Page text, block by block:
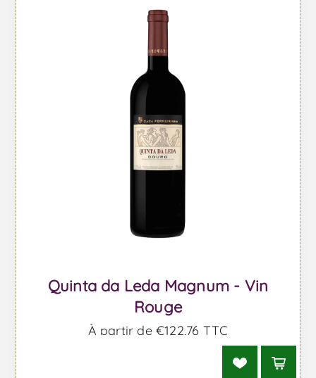
Quinta da Leda Magnum - Vin
Rouge
À partir de €122,76 TTC